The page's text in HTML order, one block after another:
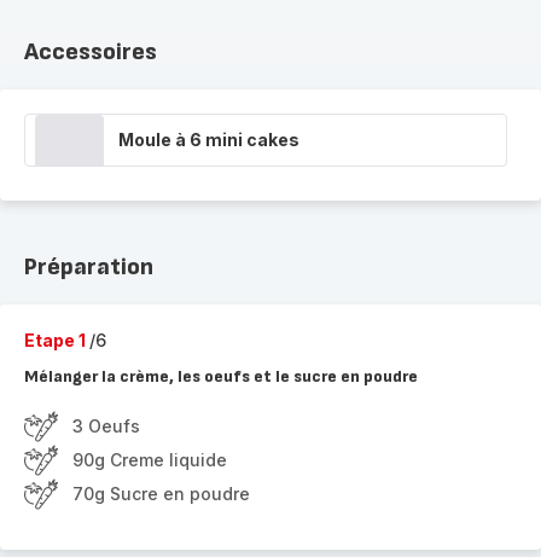
Accessoires
Moule à 6 mini cakes
Préparation
Etape 1 /6
Mélanger la crème, les oeufs et le sucre en poudre
3 Oeufs
90g Creme liquide
70g Sucre en poudre